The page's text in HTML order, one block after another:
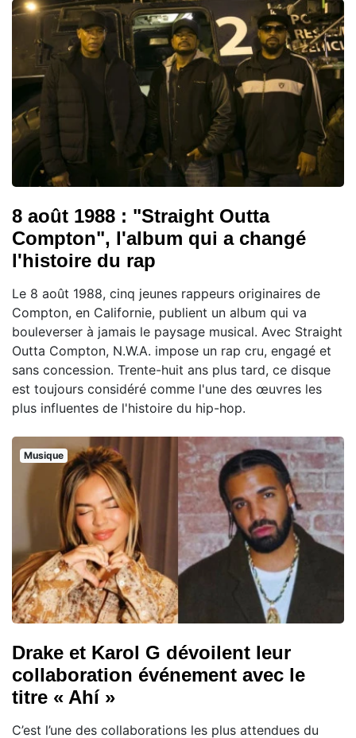
8 août 1988 : "Straight Outta
Compton", l'album qui a changé
l'histoire du rap
Le 8 août 1988, cinq jeunes rappeurs originaires de
Compton, en Californie, publient un album qui va
bouleverser à jamais le paysage musical. Avec Straight
Outta Compton, N.W.A. impose un rap cru, engagé et
sans concession. Trente-huit ans plus tard, ce disque
est toujours considéré comme l'une des œuvres les
plus influentes de l'histoire du hip-hop.
Musique
Drake et Karol G dévoilent leur
collaboration événement avec le
titre « Ahí »
C’est l’une des collaborations les plus attendues du